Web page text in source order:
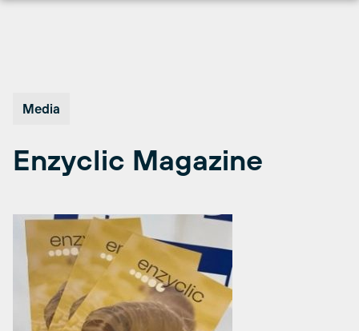
Media
Enzyclic Magazine